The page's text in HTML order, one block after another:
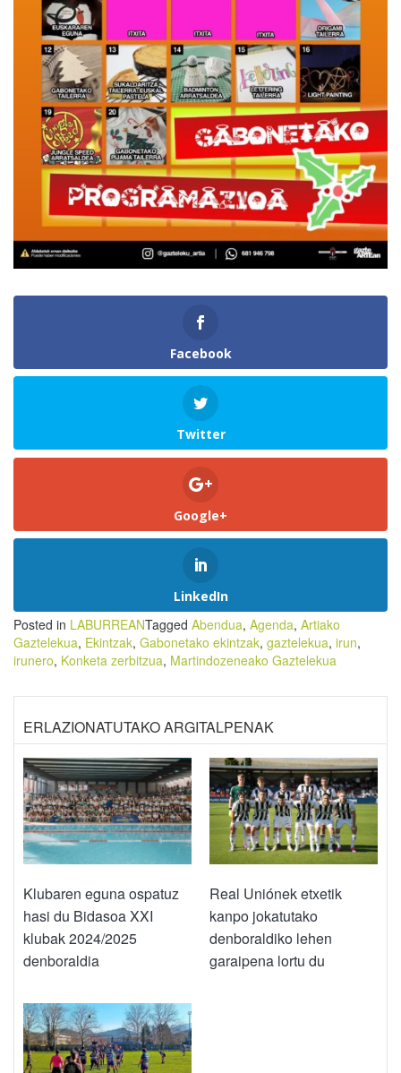
Facebook
Twitter
Google+
LinkedIn
Posted in LABURREANTagged Abendua, Agenda, Artiako
Gaztelekua, Ekintzak, Gabonetako ekintzak, gaztelekua, irun,
irunero, Konketa zerbitzua, Martindozeneako Gaztelekua
ERLAZIONATUTAKO ARGITALPENAK
Klubaren eguna ospatuz
hasi du Bidasoa XXI
klubak 2024/2025
denboraldia
Real Uniónek etxetik
kanpo jokatutako
denboraldiko lehen
garaipena lortu du